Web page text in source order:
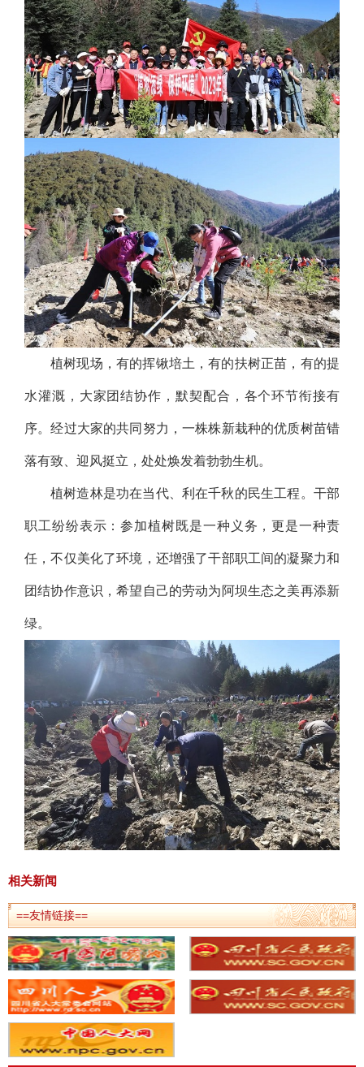
植树现场，有的挥锹培土，有的扶树正苗，有的提
水灌溉，大家团结协作，默契配合，各个环节衔接有
序。经过大家的共同努力，一株株新栽种的优质树苗错
落有致、迎风挺立，处处焕发着勃勃生机。
植树造林是功在当代、利在千秋的民生工程。干部
职工纷纷表示：参加植树既是一种义务，更是一种责
任，不仅美化了环境，还增强了干部职工间的凝聚力和
团结协作意识，希望自己的劳动为阿坝生态之美再添新
绿。
相关新闻
==友情链接==